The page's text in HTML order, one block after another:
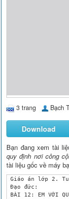
3 trang Bạch
Download
Bạn đang xem tài
quy định nơi công
tài liệu gốc về máy
Giáo án lớp 2.
Đạo đức:
BÀI 12: EM VỚI